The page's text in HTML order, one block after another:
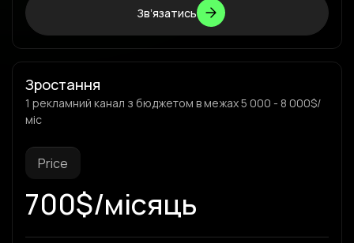
Звʼязатись
Зростання
1 рекламний канал з бюджетом в межах 5 000 - 8 000$/
міс
Price
700$/місяць